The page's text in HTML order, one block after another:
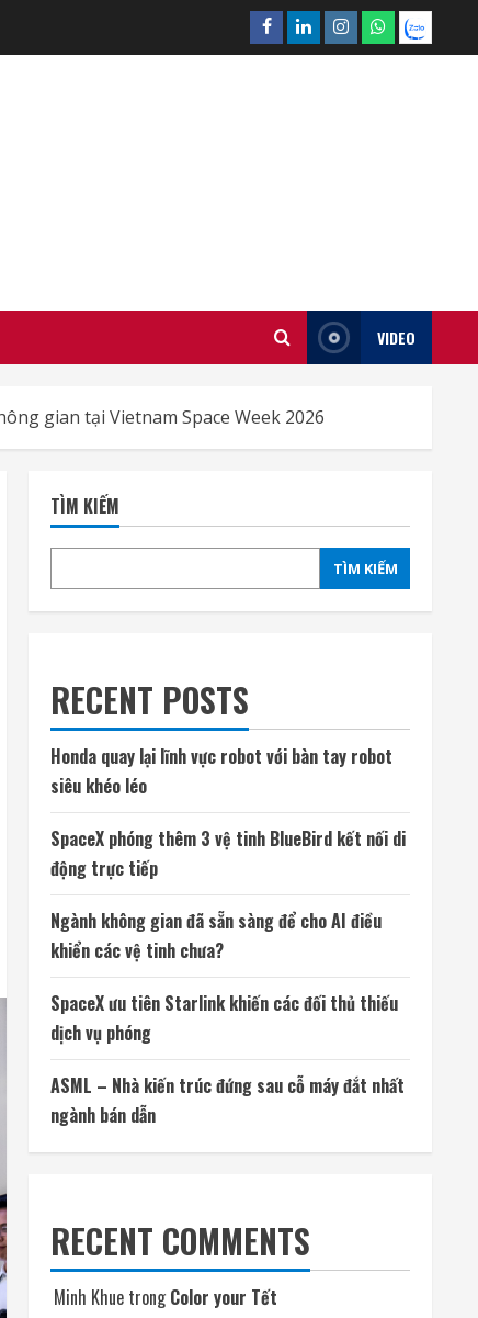
Facebook
LinkedinInstagram
What’sapp
Zalo
VIDEO
gian tại Vietnam Space Week 2026
TÌM KIẾM
TÌM KIẾM
RECENT POSTS
Honda quay lại lĩnh vực robot với bàn tay robot
siêu khéo léo
SpaceX phóng thêm 3 vệ tinh BlueBird kết nối di
động trực tiếp
Ngành không gian đã sẵn sàng để cho AI điều
khiển các vệ tinh chưa?
SpaceX ưu tiên Starlink khiến các đối thủ thiếu
dịch vụ phóng
ASML – Nhà kiến trúc đứng sau cỗ máy đắt nhất
ngành bán dẫn
RECENT COMMENTS
Minh Khue trongColor your Tết